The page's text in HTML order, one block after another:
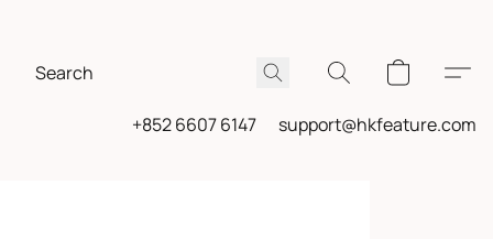
+852 6607 6147 support@hkfeature.com